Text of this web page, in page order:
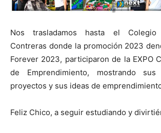
Nos trasladamos hasta el Colegio
Contreras donde la promoción 2023
Forever 2023, participaron de la EXPO
de Emprendimiento, mostrando
proyectos y sus ideas de
Feliz Chico, a seguir estudiando y